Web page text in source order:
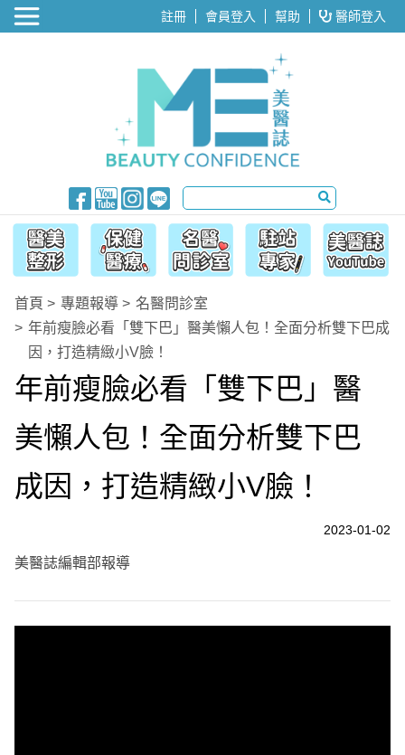
醫美整形 註冊 會員登入 幫助 醫師登入
首頁 專題報導
名醫問診室
年前瘦臉必看「雙下巴」醫美懶人包！全面分析雙下巴成
因，打造精緻小V臉！
年前瘦臉必看「雙下巴」醫
美懶人包！全面分析雙下巴
成因，打造精緻小V臉！
2023-01-02
美醫誌編輯部報導